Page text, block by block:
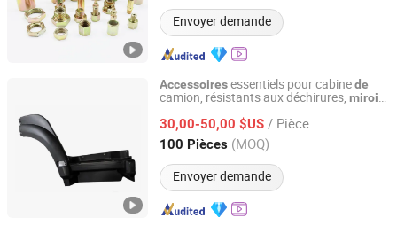
Envoyer demande
Accessoiresessentiels pour cabinede
camion, résistants aux déchirures, miroir
en OEM
30,00-50,00 $US / Pièce
100 Pièces (MOQ)
Envoyer demande
Liangshan Ruisheng Trailer Accessories Co., Ltd.
Shandong, China Depuis 2025